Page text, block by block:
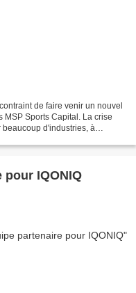
de faire venir un nouvel
Sports Capital. La crise
d'industries, à
pour IQONIQ